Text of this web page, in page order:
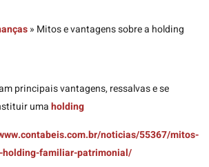
» Mitos e vantagens sobre a holding
principais vantagens, ressalvas e se
umaholding
noticias/55367/mitos-
holding-familiar-patrimonial/